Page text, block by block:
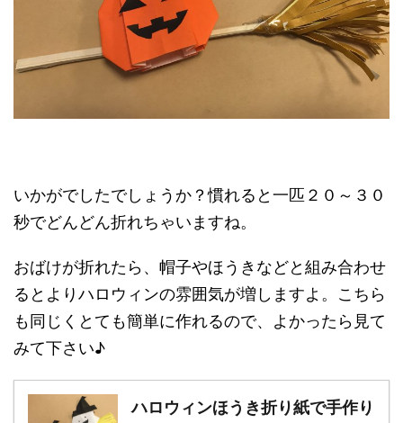
いかがでしたでしょうか？慣れると一匹２０～３０
秒でどんどん折れちゃいますね。
おばけが折れたら、帽子やほうきなどと組み合わせ
るとよりハロウィンの雰囲気が増しますよ。こちら
も同じくとても簡単に作れるので、よかったら見て
みて下さい♪
ハロウィンほうき折り紙で手作り